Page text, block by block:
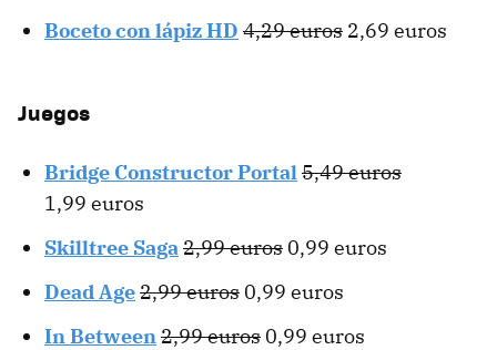
Boceto con lápiz HD 4,29 euros 2,69 euros
Juegos
Bridge Constructor Portal5,49 euros
1,99 euros
Skilltree Saga2,99 euros 0,99 euros
Dead Age2,99 euros 0,99 euros
In Between2,99 euros 0,99 euros